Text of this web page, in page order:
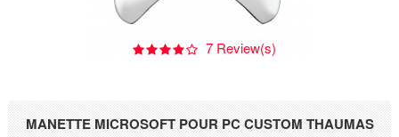
MANETTE MICROSOFT POUR PC CUSTOM THAUMAS
7 Review(s)